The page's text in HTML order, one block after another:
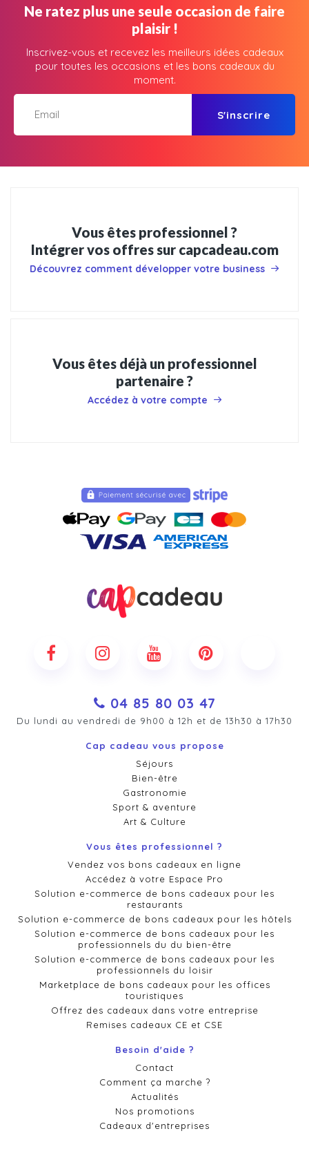
Ne ratez plus une seule occasion de faire
plaisir !
Inscrivez-vous et recevez les meilleurs idées cadeaux
pour toutes les occasions et les bons cadeaux du
moment.
S'inscrire
Vous êtes professionnel ?
Intégrer vos offres sur capcadeau.com
Découvrez comment développer votre business
Vous êtes déjà un professionnel
partenaire ?
Accédez à votre compte
04 85 80 03 47
Du lundi au vendredi de 9h00 à 12h et de 13h30 à 17h30
Cap cadeau vous propose
Séjours
Bien-être
Gastronomie
Sport & aventure
Art & Culture
Vous êtes professionnel ?
Vendez vos bons cadeaux en ligne
Accédez à votre Espace Pro
Solution e-commerce de bons cadeaux pour les
restaurants
Solution e-commerce de bons cadeaux pour les hôtels
Solution e-commerce de bons cadeaux pour les
professionnels du du bien-être
Solution e-commerce de bons cadeaux pour les
professionnels du loisir
Marketplace de bons cadeaux pour les offices
touristiques
Offrez des cadeaux dans votre entreprise
Remises cadeaux CE et CSE
Besoin d'aide ?
Contact
Comment ça marche ?
Actualités
Nos promotions
Cadeaux d'entreprises